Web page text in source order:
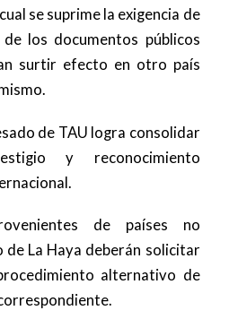
se suprime la exigencia de
de los documentos públicos
surtir efecto en otro país
de TAU logra consolidar
y reconocimiento
de países no
La Haya deberán solicitar
alternativo de